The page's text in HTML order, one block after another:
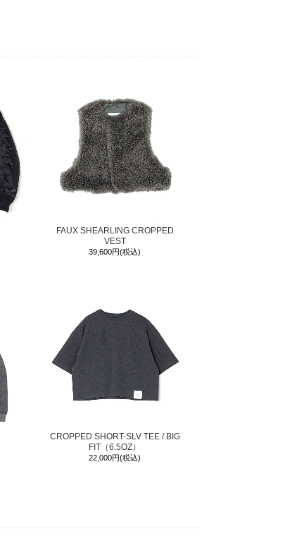
FAUX SHEARLING CROPPED
VEST
39,600円(税込)
CROPPED SHORT-SLV TEE / BIG
FIT（6.5OZ）
22,000円(税込)